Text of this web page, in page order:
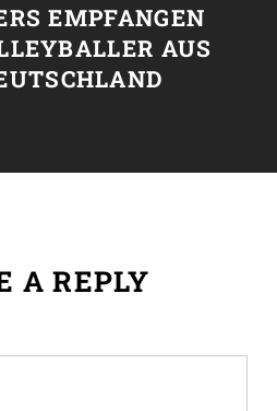
EMPFANGEN
AUS
A REPLY